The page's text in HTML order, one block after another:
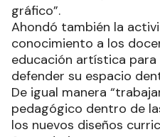
gráfico”.
Ahondó también la
conocimiento a los
educación artística para
defender su espacio
De igual manera
pedagógico dentro de
los nuevos diseños